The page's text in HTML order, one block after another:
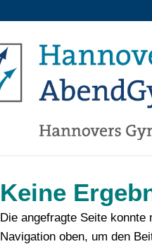
Keine
Die angefragte Seite konnte
Navigation oben, um den